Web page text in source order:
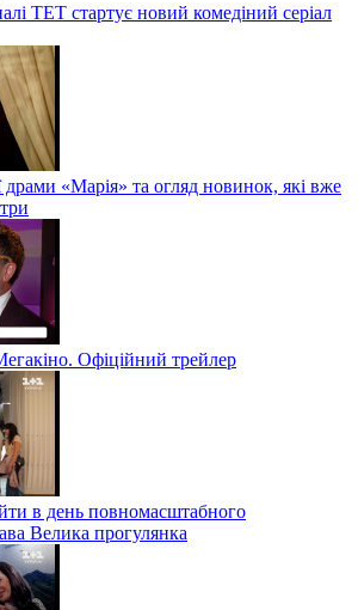
ТЕТ стартує новий комедіний серіал
драми «Марія» та огляд новинок, які вже
Офіційний трейлер
в день повномасштабного
Велика прогулянка